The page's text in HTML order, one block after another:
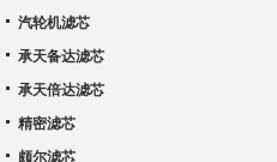
汽轮机滤芯
承天备达滤芯
承天倍达滤芯
精密滤芯
颇尔滤芯